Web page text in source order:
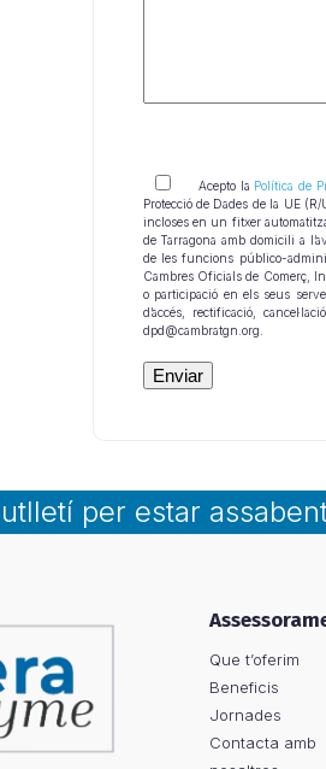
Acepto la Política de
Protecció de Dades de la UE
incloses en un fitxer
de Tarragona amb domicili a
de les funcions público-
Cambres Oficials de Comerç,
o participació en els seus
d’accés, rectificació,
dpd@cambratgn.org.
per estar
Que t’oferim
Beneficis
Jornades
Contacta amb